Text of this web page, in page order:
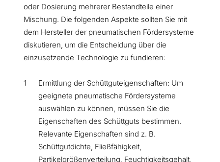
oder Dosierung mehrerer Bestandteile einer
Mischung. Die folgenden Aspekte sollten Sie mit
dem Hersteller der pneumatischen Fördersysteme
diskutieren, um die Entscheidung über die
einzusetzende Technologie zu fundieren:
Ermittlung der Schüttguteigenschaften: Um
geeignete pneumatische Fördersysteme
auswählen zu können, müssen Sie die
Eigenschaften des Schüttguts bestimmen.
Relevante Eigenschaften sind z. B.
Schüttgutdichte, Fließfähigkeit,
Partikelgrößenverteilung, Feuchtigkeitsgehalt,